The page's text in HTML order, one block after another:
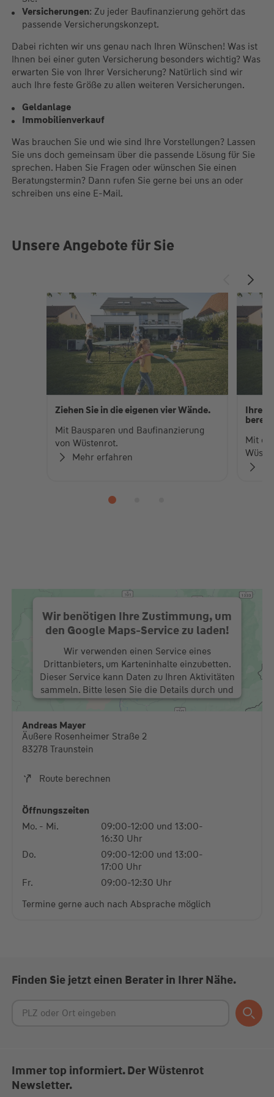
Versicherungen: Zu jeder Baufinanzierung gehört das
passende Versicherungskonzept.
Dabei richten wir uns genau nach Ihren Wünschen! Was ist
Ihnen bei einer guten Versicherung besonders wichtig? Was
erwarten Sie von Ihrer Versicherung? Natürlich sind wir
auch Ihre feste Größe zu allen weiteren Versicherungen.
Geldanlage
Immobilienverkauf
Was brauchen Sie und wie sind Ihre Vorstellungen? Lassen
Sie uns doch gemeinsam über die passende Lösung für Sie
sprechen. Haben Sie Fragen oder wünschen Sie einen
Beratungstermin? Dann rufen Sie gerne bei uns an oder
schreiben uns eine E-Mail.
Unsere Angebote für Sie
Ziehen Sie in die eigenen vier Wände.
Mit Bausparen und Baufinanzierung
von Wüstenrot.
Mehr erfahren
Ihre
Mit
Wir benötigen Ihre Zustimmung, um
den Google Maps-Service zu laden!
Wir verwenden einen Service eines
Drittanbieters, um Karteninhalte einzubetten.
Dieser Service kann Daten zu Ihren Aktivitäten
sammeln. Bitte lesen Sie die Details durch und
stimmen Sie der Nutzung des Service zu, um
diese Karte anzuzeigen.
Mehr Informationen
Andreas Mayer
Äußere Rosenheimer Straße 2
83278 Traunstein
Route berechnen
Öffnungszeiten
Mo. - Mi.
09:00-12:00 und 13:00-
16:30 Uhr
Do.
09:00-12:00 und 13:00-
17:00 Uhr
Fr.
09:00-12:30 Uhr
Termine gerne auch nach Absprache möglich
Finden Sie jetzt einen Berater in Ihrer Nähe.
Immer top informiert. Der Wüstenrot
Newsletter.